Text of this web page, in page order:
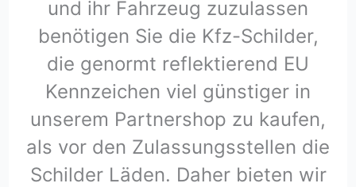
und ihr Fahrzeug zuzulassen
benötigen Sie die Kfz-Schilder,
die genormt reflektierend EU
Kennzeichen viel günstiger in
unserem Partnershop zu kaufen,
als vor den Zulassungsstellen die
Schilder Läden. Daher bieten wir